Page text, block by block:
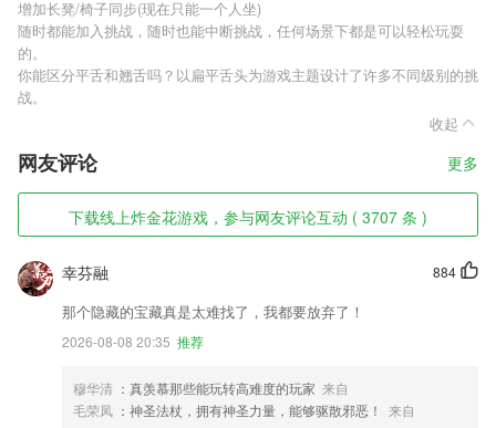
增加长凳/椅子同步(现在只能一个人坐)
随时都能加入挑战，随时也能中断挑战，任何场景下都是可以轻松玩耍
的。
你能区分平舌和翘舌吗？以扁平舌头为游戏主题设计了许多不同级别的挑
战。
收起
网友评论 更多
下载线上炸金花游戏，参与网友评论互动 ( 3707 条 )
884
幸芬融
那个隐藏的宝藏真是太难找了，我都要放弃了！
2026-08-08 20:35 推荐
穆华清 ：真羡慕那些能玩转高难度的玩家 来自
毛荣凤 ：神圣法杖，拥有神圣力量，能够驱散邪恶！
来自